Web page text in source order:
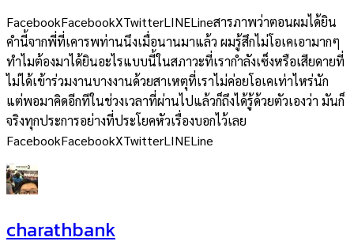
FacebookFacebookXTwitterLINELineสารภาพว่าตอนผมได้ยิน
คำนี้จากพี่ที่เคารพท่านนึงเมื่อนานมาแล้ว ผมรู้สึกไม่โอเคเอามากๆ
ทำไมต้องมาได้ยินอะไรแบบนี้ในสภาวะที่เรากำลังเซ็งหรือเสียดายที่
ไม่ได้เข้าร่วมงานบางงานด้วยสาเหตุที่เราไม่ค่อยโอเคเท่าไหร่นัก
แต่พอมาคิดอีกทีในช่วงเวลาที่ผ่านไปแล้วก็ถึงได้รู้ด้วยตัวเองว่า มันก็
จริงทุกประการอย่างที่ประโยคหัวเรื่องบอกไว้เลย
FacebookFacebookXTwitterLINELine
charathbank